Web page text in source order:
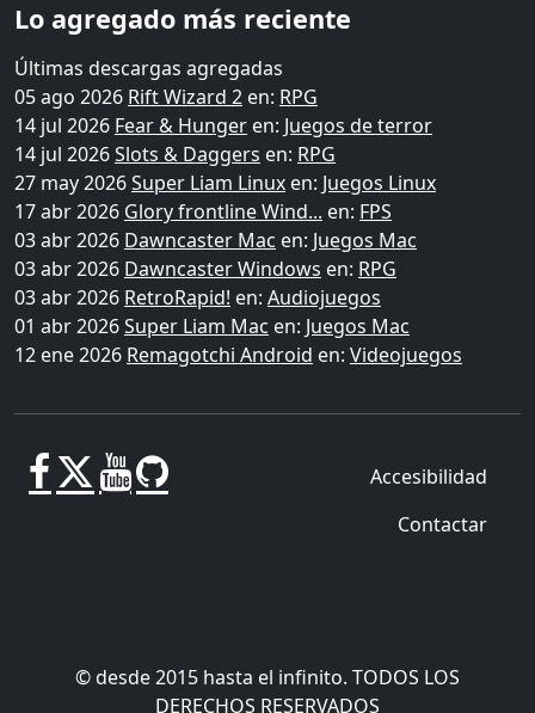
Lo agregado más reciente
Últimas descargas agregadas
05 ago 2026 Rift Wizard 2 en: RPG
14 jul 2026 Fear & Hunger en: Juegos de terror
14 jul 2026Slots & Daggers en: RPG
27 may 2026Super Liam Linux en: Juegos Linux
17 abr 2026 Glory frontline Wind... en: FPS
03 abr 2026 Dawncaster Mac en: Juegos Mac
03 abr 2026 Dawncaster Windows en: RPG
03 abr 2026 RetroRapid! en: Audiojuegos
01 abr 2026Super Liam Mac en: Juegos Mac
12 ene 2026 Remagotchi Android en: Videojuegos
Accesibilidad
Contactar
© desde 2015 hasta el infinito. TODOS LOS
DERECHOS RESERVADOS